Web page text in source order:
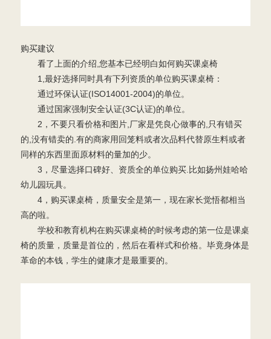
购买建议
看了上面的介绍,您基本已经明白如何购买课桌椅
1,最好选择同时具有下列资质的单位购买课桌椅：
通过环保认证(ISO14001-2004)的单位。
通过国家强制安全认证(3C认证)的单位。
2，不要只看价格和图片,厂家是凭良心做事的,只有错买
的,没有错卖的.有的商家用回笼料或者次品料代替原生料或者
同样的东西里面原材料的量加的少。
3，尽量选择口碑好、资质全的单位购买.比如扬州娃哈哈
幼儿园玩具。
4，购买课桌椅，质量安全是第一，现在家长觉悟都相当
高的啦。
学校和教育机构在购买课桌椅的时候考虑的第一位是课桌
椅的质量，质量是首位的，然后在看样式和价格。毕竟身体是
革命的本钱，学生的健康才是最重要的。